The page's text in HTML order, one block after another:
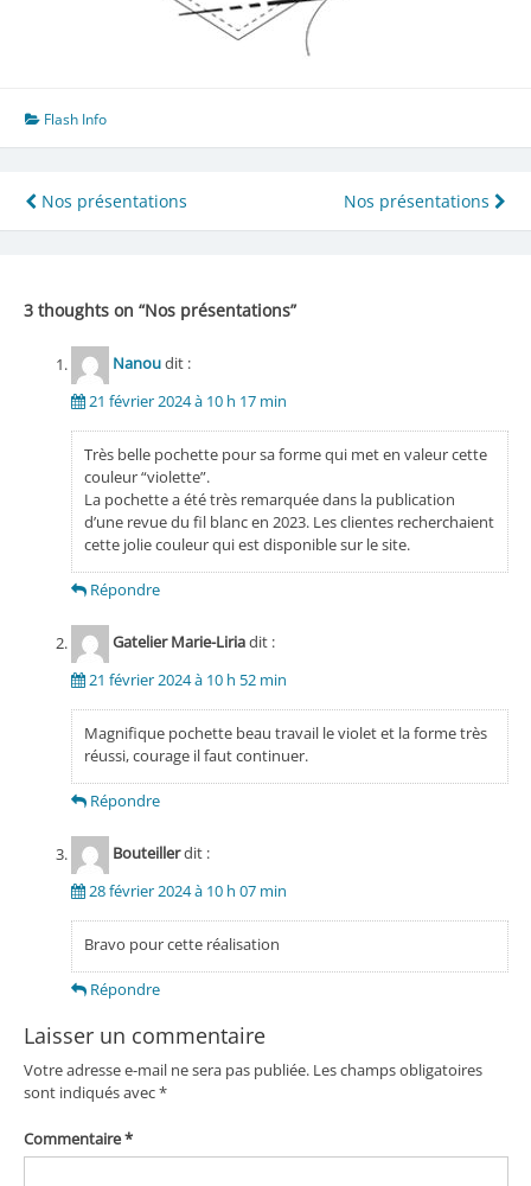
Flash Info
Navigation
de
Nos présentations Nos présentations
3 thoughts on “Nos présentations”
Nanoudit :
21 février 2024 à 10 h 17 min
Très belle pochette pour sa forme qui met en valeur cette
couleur “violette”.
La pochette a été très remarquée dans la publication
d’une revue du fil blanc en 2023. Les clientes recherchaient
cette jolie couleur qui est disponible sur le site.
Répondre
Gatelier Marie-Liriadit :
21 février 2024 à 10 h 52 min
Magnifique pochette beau travail le violet et la forme très
réussi, courage il faut continuer.
Répondre
Bouteillerdit :
28 février 2024 à 10 h 07 min
Bravo pour cette réalisation
Répondre
Laisser un commentaire
Votre adresse e-mail ne sera pas publiée. Les champs obligatoires
sont indiqués avec*
Commentaire*